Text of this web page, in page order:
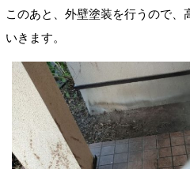
このあと、外壁塗装を行うので、
いきます。